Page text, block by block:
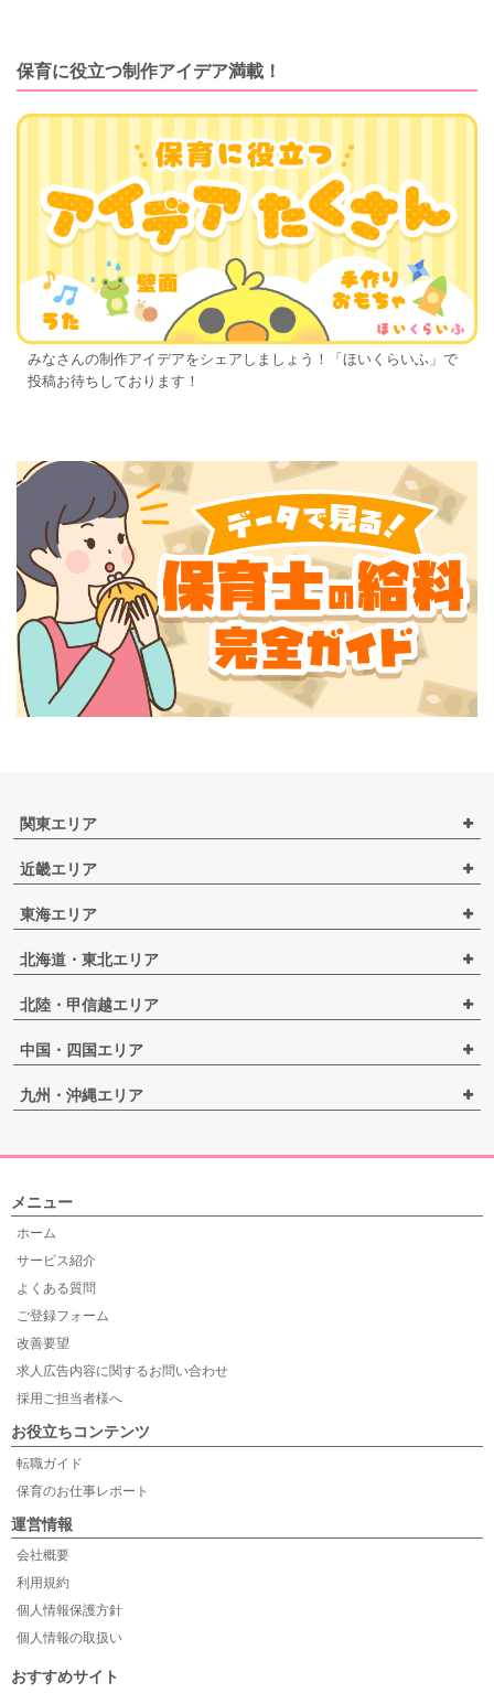
保育に役立つ制作アイデア満載！
みなさんの制作アイデアをシェアしましょう！「ほいくらいふ」で
投稿お待ちしております！
関東エリア
近畿エリア
東海エリア
北海道・東北エリア
北陸・甲信越エリア
中国・四国エリア
九州・沖縄エリア
メニュー
ホーム
サービス紹介
よくある質問
ご登録フォーム
改善要望
求人広告内容に関するお問い合わせ
採用ご担当者様へ
お役立ちコンテンツ
転職ガイド
保育のお仕事レポート
運営情報
会社概要
利用規約
個人情報保護方針
個人情報の取扱い
おすすめサイト